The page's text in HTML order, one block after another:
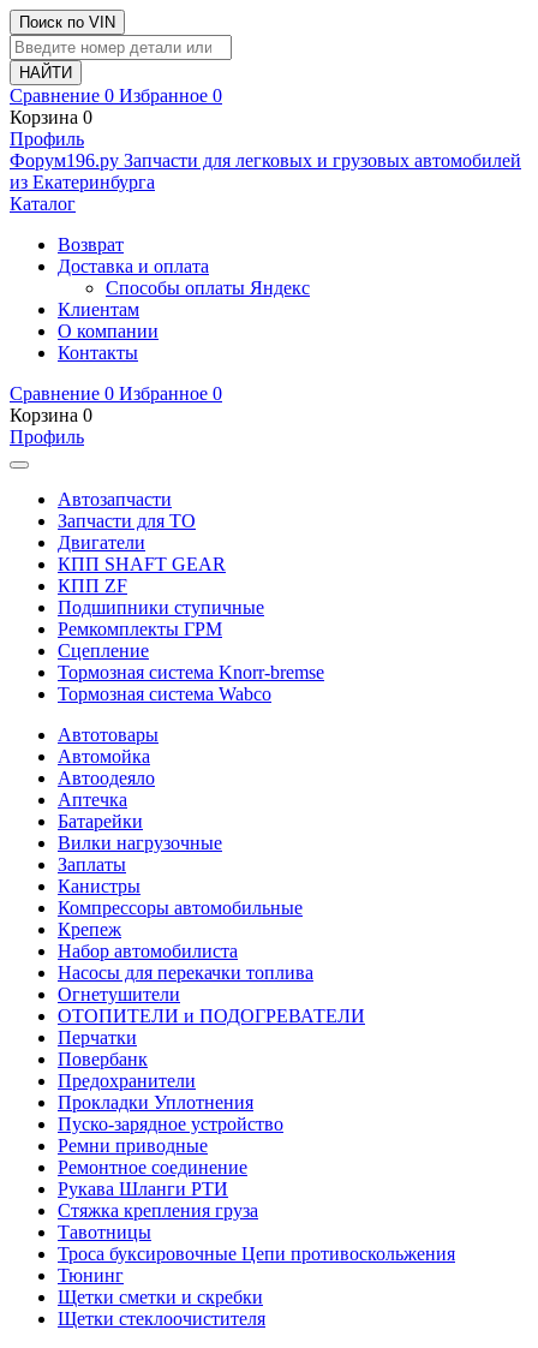
Поиск по VIN
Сравнение 0 Избранное 0
Корзина 0
Профиль
Фoрум196.ру Запчасти для легковых и грузовых автомобилей
из Екатеринбурга
Каталог
Возврат
Доставка и оплата
Способы оплаты Яндекс
Клиентам
О компании
Контакты
Сравнение 0 Избранное 0
Корзина 0
Профиль
Автозапчасти
Запчасти для ТО
Двигатели
КПП SHAFT GEAR
КПП ZF
Подшипники ступичные
Ремкомплекты ГРМ
Сцепление
Тормозная система Knorr-bremse
Тормозная система Wabco
Автотовары
Автомойка
Автоодеяло
Аптечка
Батарейки
Вилки нагрузочные
Заплаты
Канистры
Компрессоры автомобильные
Крепеж
Набор автомобилиста
Насосы для перекачки топлива
Огнетушители
ОТОПИТЕЛИ и ПОДОГРЕВАТЕЛИ
Перчатки
Повербанк
Предохранители
Прокладки Уплотнения
Пуско-зарядное устройство
Ремни приводные
Ремонтное соединение
Рукава Шланги РТИ
Стяжка крепления груза
Тавотницы
Троса буксировочные Цепи противоскольжения
Тюнинг
Щетки сметки и скребки
Щетки стеклоочистителя